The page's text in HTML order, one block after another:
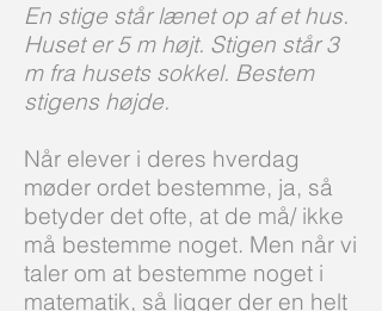
En stige står lænet op af et hus.
Huset er 5 m højt. Stigen står 3
m fra husets sokkel. Bestem
stigens højde.
Når elever i deres hverdag
møder ordet bestemme, ja, så
betyder det ofte, at de må/ ikke
må bestemme noget. Men når vi
taler om at bestemme noget i
matematik, så ligger der en helt